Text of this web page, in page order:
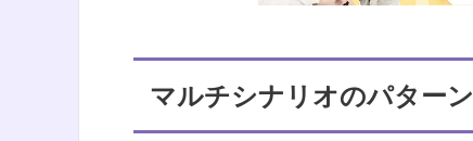
マルチシナリオのパターン